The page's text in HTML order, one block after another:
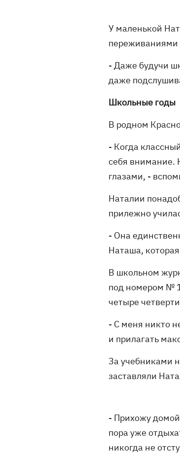
У маленькой
- Даже будучи
даже
Школьные годы
В родном
- Когда
себя внимание.
глазами, -
Наталии
прилежно
- Она
Наташа,
В школьном
под номером №
четыре
- С меня никто
и прилагать
За учебниками
заставляли
- Прихожу
пора уже
никогда не